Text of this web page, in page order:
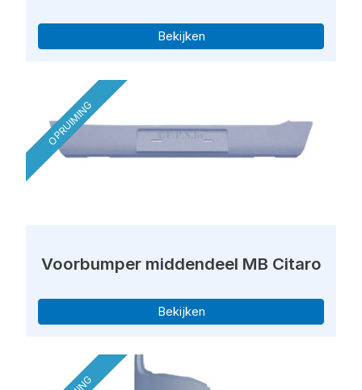
Bekijken
OPRUIMING
Voorbumper middendeel MB Citaro
Bekijken